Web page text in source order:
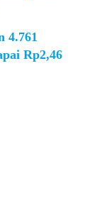
4.761
Rp2,46